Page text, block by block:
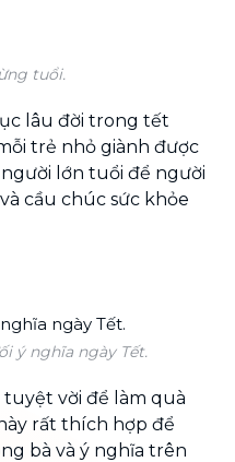
tuổi.
lâu đời trong tết
trẻ nhỏ giành được
lớn tuổi để người
cầu chúc sức khỏe
ý nghĩa ngày Tết.
vời để làm quà
rất thích hợp để
bà và ý nghĩa trên